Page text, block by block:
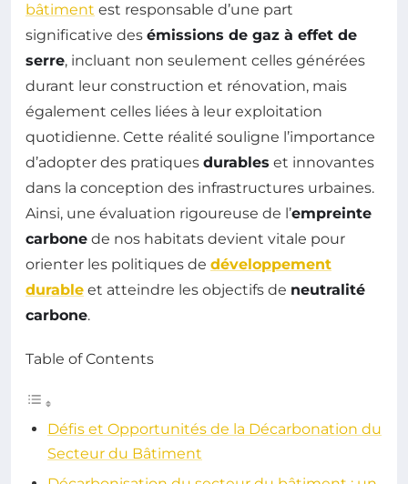
bâtiment est responsable d’une part
significative des émissions de gaz à effet de
serre, incluant non seulement celles générées
durant leur construction et rénovation, mais
également celles liées à leur exploitation
quotidienne. Cette réalité souligne l’importance
d’adopter des pratiques durables et innovantes
dans la conception des infrastructures urbaines.
Ainsi, une évaluation rigoureuse de l’empreinte
carbone de nos habitats devient vitale pour
orienter les politiques de développement
durable et atteindre les objectifs de neutralité
carbone.
Table of Contents
Défis et Opportunités de la Décarbonation du
Secteur du Bâtiment